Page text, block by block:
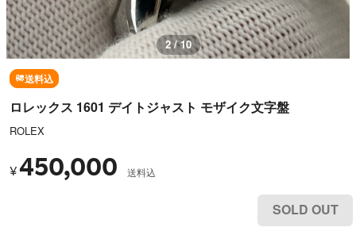
3 / 10
送料込
ロレックス 1601 デイトジャスト モザイク文字盤
ROLEX
¥450,000 送料込
SOLD OUT